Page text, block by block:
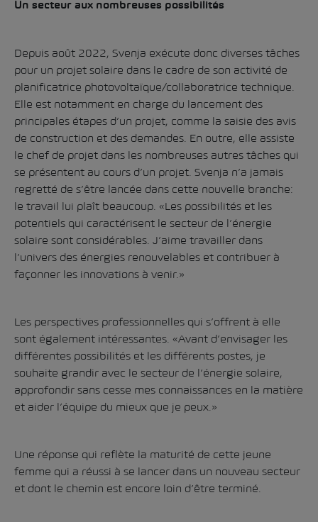
Un secteur aux nombreuses possibilités
Depuis août 2022, Svenja exécute donc diverses tâches
pour un projet solaire dans le cadre de son activité de
planificatrice photovoltaïque/collaboratrice technique.
Elle est notamment en charge du lancement des
principales étapes d’un projet, comme la saisie des avis
de construction et des demandes. En outre, elle assiste
le chef de projet dans les nombreuses autres tâches qui
se présentent au cours d’un projet. Svenja n’a jamais
regretté de s’être lancée dans cette nouvelle branche:
le travail lui plaît beaucoup. «Les possibilités et les
potentiels qui caractérisent le secteur de l’énergie
solaire sont considérables. J’aime travailler dans
l’univers des énergies renouvelables et contribuer à
façonner les innovations à venir.»
Les perspectives professionnelles qui s’offrent à elle
sont également intéressantes. «Avant d’envisager les
différentes possibilités et les différents postes, je
souhaite grandir avec le secteur de l’énergie solaire,
approfondir sans cesse mes connaissances en la matière
et aider l’équipe du mieux que je peux.»
Une réponse qui reflète la maturité de cette jeune
femme qui a réussi à se lancer dans un nouveau secteur
et dont le chemin est encore loin d’être terminé.